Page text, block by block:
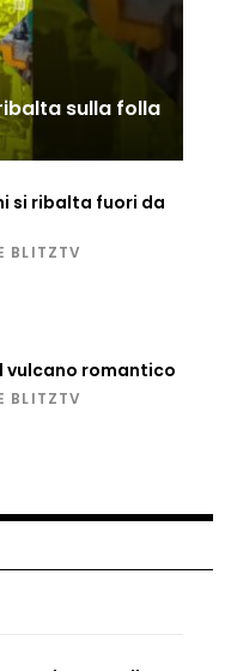
sulla folla
si ribalta fuori da
BLITZTV
vulcano romantico
BLITZTV